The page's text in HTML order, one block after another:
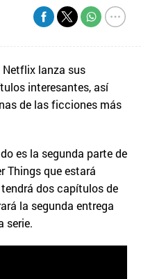
lanza sus
interesantes, así
de las ficciones más
es la segunda parte de
Things que estará
dos capítulos de
la segunda entrega
serie.